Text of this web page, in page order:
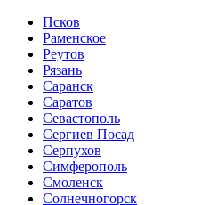
Псков
Раменское
Реутов
Рязань
Саранск
Саратов
Севастополь
Сергиев Посад
Серпухов
Симферополь
Смоленск
Солнечногорск